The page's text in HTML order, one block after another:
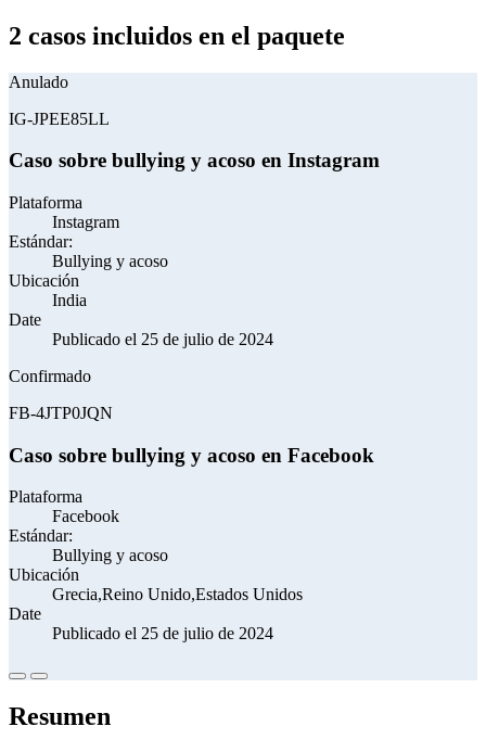
2 casos incluidos en el paquete
Anulado
IG-JPEE85LL
Caso sobre bullying y acoso en Instagram
Plataforma
Instagram
Estándar:
Bullying y acoso
Ubicación
India
Date
Publicado el 25 de julio de 2024
Confirmado
FB-4JTP0JQN
Caso sobre bullying y acoso en Facebook
Plataforma
Facebook
Estándar:
Bullying y acoso
Ubicación
Grecia,Reino Unido,Estados Unidos
Date
Publicado el 25 de julio de 2024
Resumen